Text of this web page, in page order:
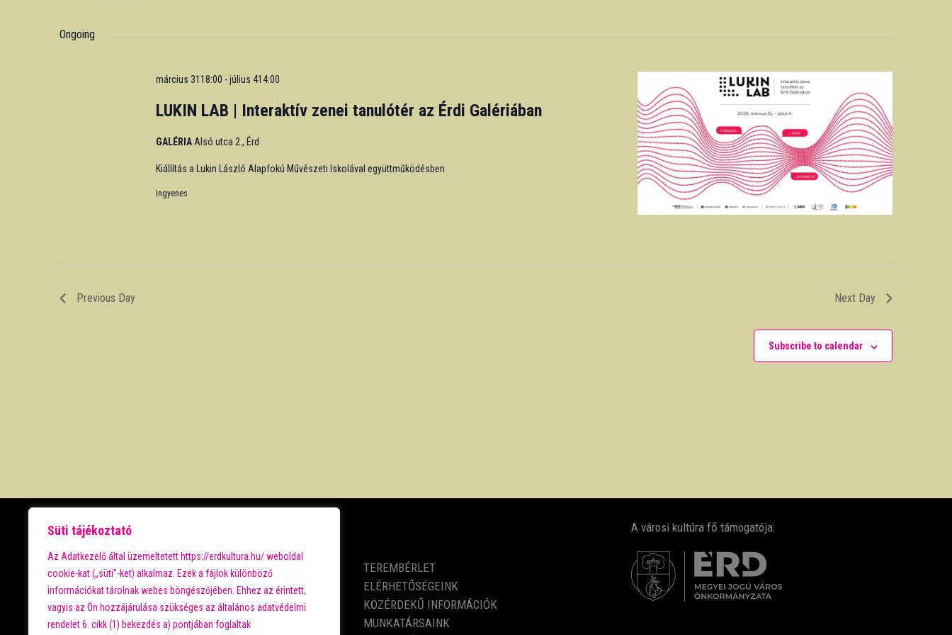
Süti tájékoztató
Az Adatkezelő által üzemeltetett https://erdkultura.hu/ weboldal
cookie-kat („süti”-ket) alkalmaz. Ezek a fájlok különböző
információkat tárolnak webes böngészőjében. Ehhez az érintett,
vagyis az Ön hozzájárulása szükséges az általános adatvédelmi
rendelet 6. cikk (1) bekezdés a) pontjában foglaltak
Keyword.
date.
Ongoing
március 3118:00 -július 414:00
LUKIN LAB | Interaktív zenei tanulótér az Érdi Galériában
GALÉRIA Alsó utca 2., Érd
Kiállítás a Lukin László Alapfokú Művészeti Iskolával együttműködésben
Ingyenes
Previous Day Next Day
Subscribe to calendar
PROGRAMOK
NAPTÁR
SZEPES
GALÉRIA
PARKVÁROS
TEREMBÉRLET
ELÉRHETŐSÉGEINK
KÖZÉRDEKŰ INFORMÁCIÓK
MUNKATÁRSAINK
A városi kultúra fő támogatója: